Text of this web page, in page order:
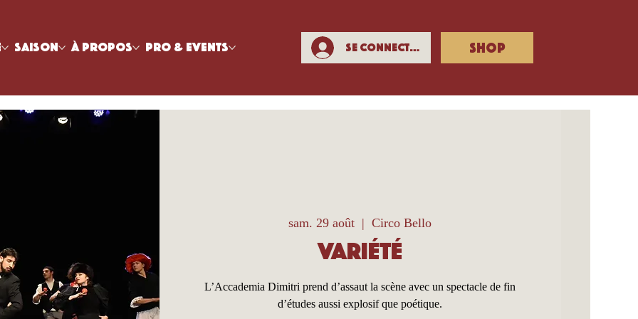
Saison À propos Pro & Events Se connecter SHOP
sam. 29 août
  |
Circo Bello
Variété
L’Accademia Dimitri prend d’assaut la scène avec un spectacle de fin
d’études aussi explosif que poétique.